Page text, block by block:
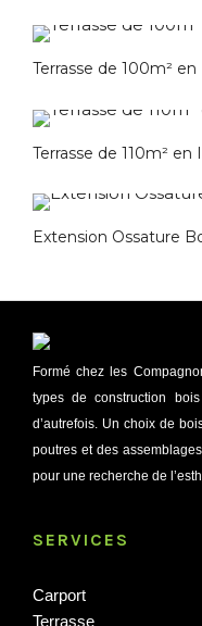
Terrasse de 100m² en
Terrasse de 110m² en
Extension Ossature
Formé chez les
types de construction
d’autrefois. Un choix de
poutres et des
pour une recherche de
SERVICES
Carport
Terrasse